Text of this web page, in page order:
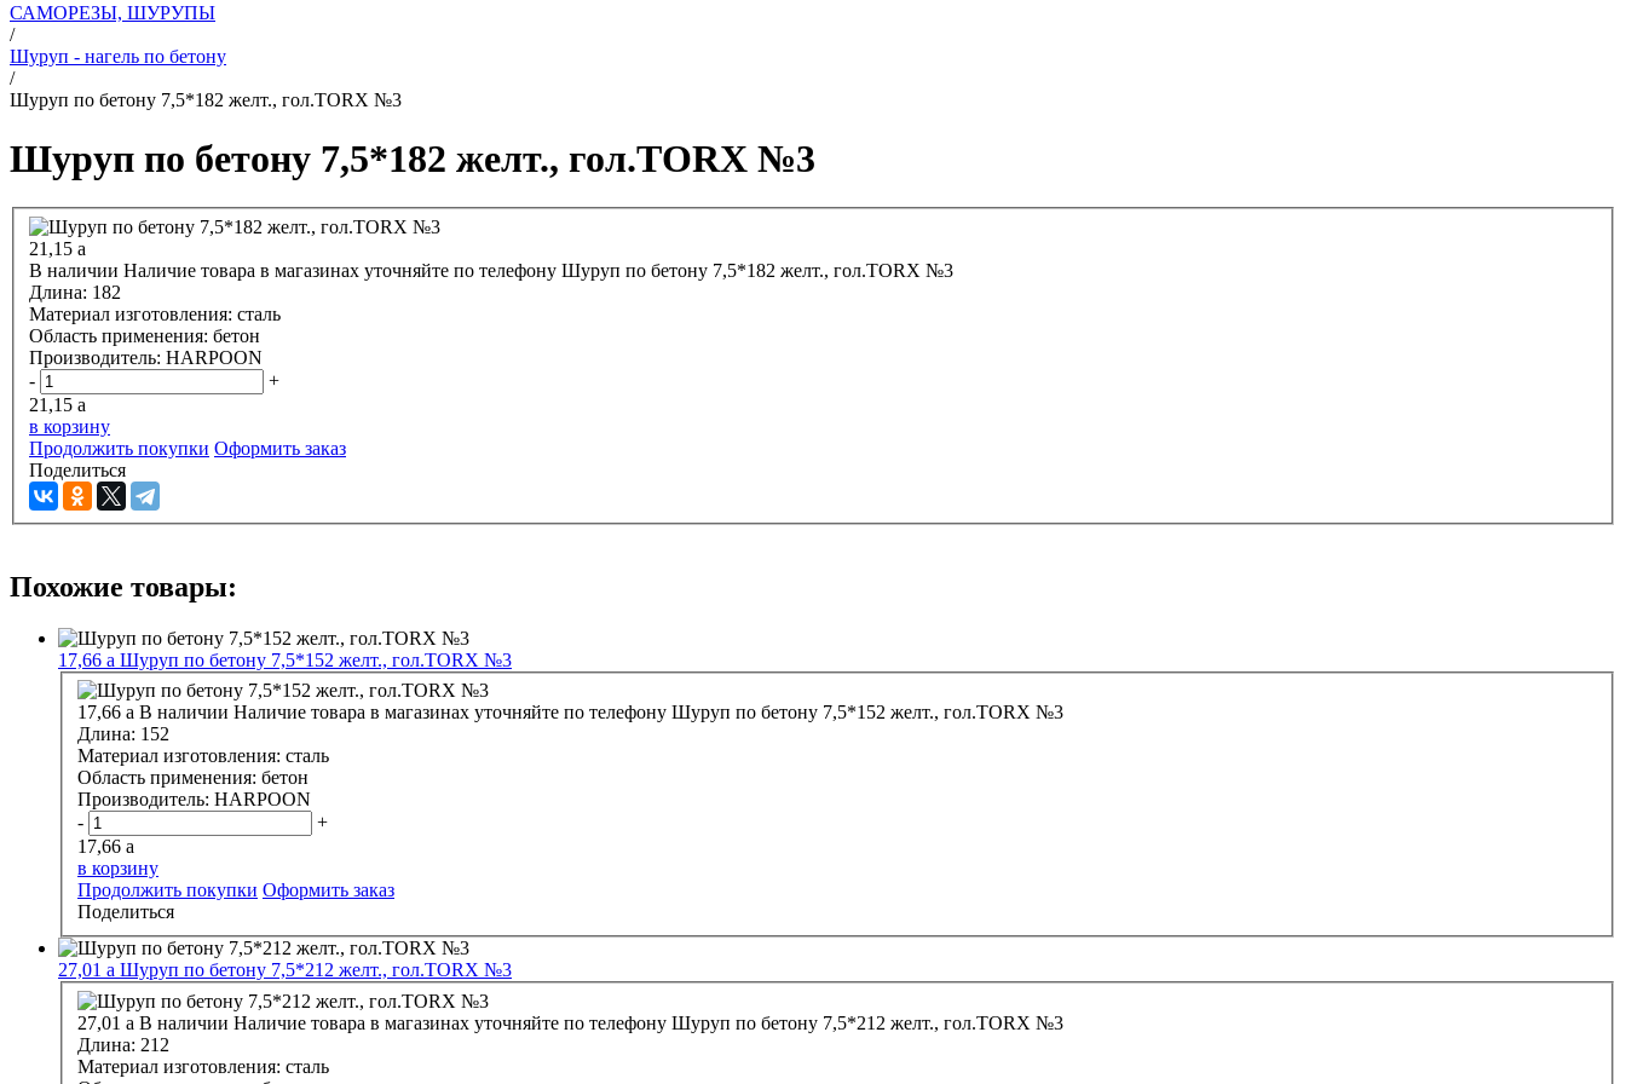
САМОРЕЗЫ, ШУРУПЫ
/
Шуруп - нагель по бетону
/
Шуруп по бетону 7,5*182 желт., гол.ТОRХ №3
Шуруп по бетону 7,5*182 желт., гол.ТОRХ №3
21,15 a
В наличии Наличие товара в магазинах уточняйте по телефону Шуруп по бетону 7,5*182 желт., гол.ТОRХ №3
Длина: 182
Материал изготовления: сталь
Область применения: бетон
Производитель: HARPOON
-
+
21,15 a
в корзину
Продолжить покупки Оформить заказ
Поделиться
Похожие товары:
17,66 a Шуруп по бетону 7,5*152 желт., гол.ТОRХ №3
17,66 a В наличии Наличие товара в магазинах уточняйте по телефону Шуруп по бетону 7,5*152 желт., гол.ТОRХ №3
Длина: 152
Материал изготовления: сталь
Область применения: бетон
Производитель: HARPOON
-
+
17,66 a
в корзину
Продолжить покупки Оформить заказ
Поделиться
27,01 a Шуруп по бетону 7,5*212 желт., гол.ТОRХ №3
27,01 a В наличии Наличие товара в магазинах уточняйте по телефону Шуруп по бетону 7,5*212 желт., гол.ТОRХ №3
Длина: 212
Материал изготовления: сталь